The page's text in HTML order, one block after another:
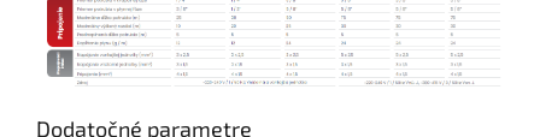
Dodatočné parametre